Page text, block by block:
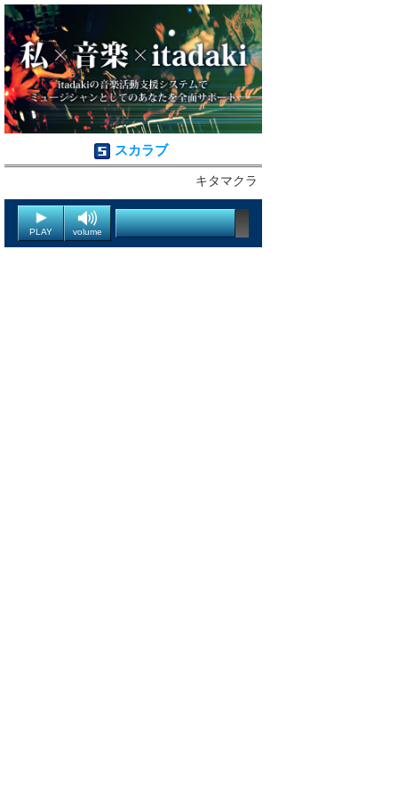
スカラブ
キタマクラ
PLAY volume